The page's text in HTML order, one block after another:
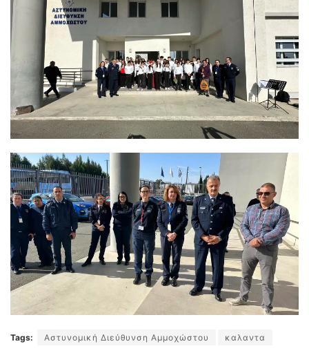
Tags: Αστυνομική Διεύθυνση Αμμοχώστου καλαντα